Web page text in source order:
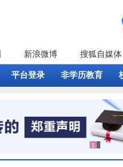
新浪微博 搜狐自媒体
平台登录 非学历教育